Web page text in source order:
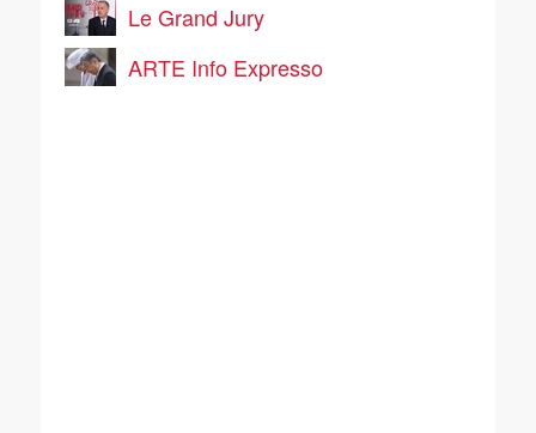
Le Grand Jury
ARTE Info Expresso